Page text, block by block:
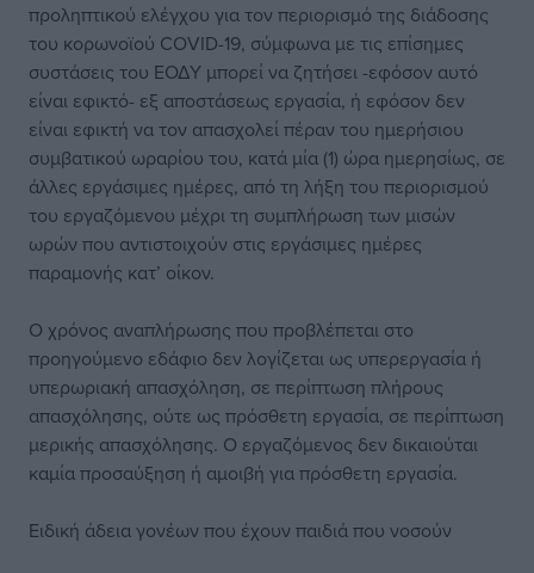
προληπτικού ελέγχου για τον περιορισμό της διάδοσης
του κορωνοϊού COVID-19, σύμφωνα με τις επίσημες
συστάσεις του ΕΟΔΥ μπορεί να ζητήσει -εφόσον αυτό
είναι εφικτό- εξ αποστάσεως εργασία, ή εφόσον δεν
είναι εφικτή να τον απασχολεί πέραν του ημερήσιου
συμβατικού ωραρίου του, κατά μία (1) ώρα ημερησίως, σε
άλλες εργάσιμες ημέρες, από τη λήξη του περιορισμού
του εργαζόμενου μέχρι τη συμπλήρωση των μισών
ωρών που αντιστοιχούν στις εργάσιμες ημέρες
παραμονής κατ’ οίκον.
Ο χρόνος αναπλήρωσης που προβλέπεται στο
προηγούμενο εδάφιο δεν λογίζεται ως υπερεργασία ή
υπερωριακή απασχόληση, σε περίπτωση πλήρους
απασχόλησης, ούτε ως πρόσθετη εργασία, σε περίπτωση
μερικής απασχόλησης. Ο εργαζόμενος δεν δικαιούται
καμία προσαύξηση ή αμοιβή για πρόσθετη εργασία.
Ειδική άδεια γονέων που έχουν παιδιά που νοσούν